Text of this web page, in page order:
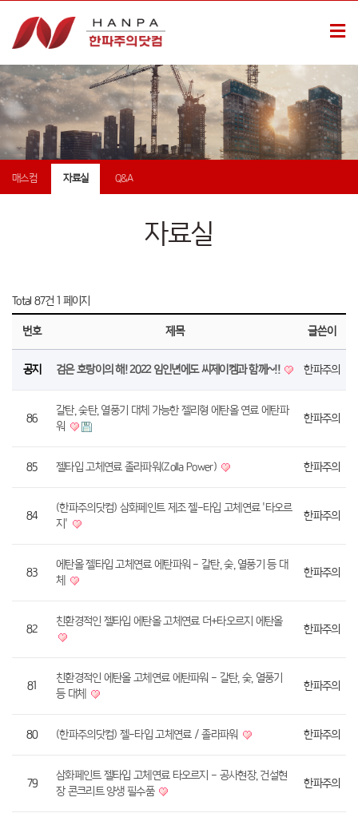
매스컴 자료실 Q&A
자료실
Total 87건 1 페이지
번호 제목 글쓴이
공지 검은 호랑이의 해! 2022 임인년에도 씨제이켐과 함께~!! 한파주의
86
갈탄, 숯탄, 열풍기 대체 가능한 젤리형 에탄올 연료 에탄파
워
한파주의
85 젤타입 고체연료 졸라파워(Zolla Power) 한파주의
84
(한파주의닷컴) 삼화페인트 제조 젤-타입 고체연료 '타오르
지'
한파주의
83
에탄올 젤타입 고체연료 에탄파워 - 갈탄, 숯, 열풍기 등 대
체
한파주의
82
친환경적인 젤타입 에탄올 고체연료 더+타오르지 에탄올
한파주의
81
친환경적인 에탄올 고체연료 에탄파워 - 갈탄, 숯, 열풍기
등 대체
한파주의
80 (한파주의닷컴) 젤-타입 고체연료 / 졸라파워 한파주의
79
삼화페인트 젤타입 고체연료 타오르지 - 공사현장, 건설현
장 콘크리트 양생 필수품
한파주의